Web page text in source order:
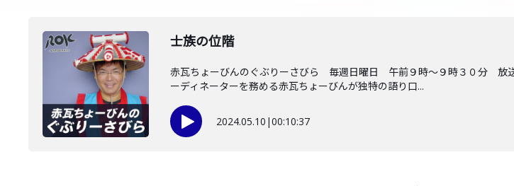
士族の位階
赤瓦ちょーびんのぐぶりーさびら 毎週日曜日 午前９時～９時３０分 放
ーディネーターを務める赤瓦ちょーびんが独特の語り口...
2024.05.10 |00:10:37